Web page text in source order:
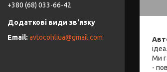
Ми
-
+380 (68) 033-66-42
avtocohliua@gmail.com